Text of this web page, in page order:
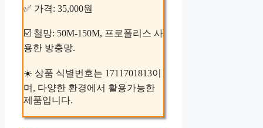
✅ 가격: 35,000원
☑️ 철망: 50M-150M, 프로폴리스 사
용한 방충망.
☀️ 상품 식별번호는 1711701813이
며, 다양한 환경에서 활용가능한
제품입니다.